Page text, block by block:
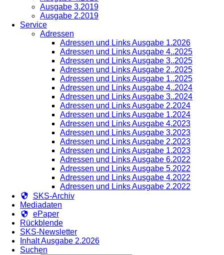
Ausgabe 3.2019
Ausgabe 2.2019
Service
Adressen
Adressen und Links Ausgabe 1.2026
Adressen und Links Ausgabe 4..2025
Adressen und Links Ausgabe 3..2025
Adressen und Links Ausgabe 2..2025
Adressen und Links Ausgabe 1..2025
Adressen und Links Ausgabe 4..2024
Adressen und Links Ausgabe 3..2024
Adressen und Links Ausgabe 2.2024
Adressen und Links Ausgabe 1.2024
Adressen und Links Ausgabe 4.2023
Adressen und Links Ausgabe 3.2023
Adressen und Links Ausgabe 2.2023
Adressen und Links Ausgabe 1.2023
Adressen und Links Ausgabe 6.2022
Adressen und Links Ausgabe 5.2022
Adressen und Links Ausgabe 4.2022
Adressen und Links Ausgabe 2.2022
SKS-Archiv
Mediadaten
ePaper
Rückblende
SKS-Newsletter
Inhalt Ausgabe 2.2026
Suchen